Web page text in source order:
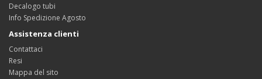
Decalogo tubi
Info Spedizione Agosto
Assistenza clienti
Contattaci
Resi
Mappa del sito